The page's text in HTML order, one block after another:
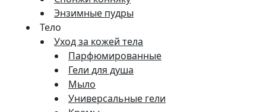
Энзимные пудры
Тело
Уход за кожей тела
Парфюмированные
Гели для душа
Мыло
Универсальные гели